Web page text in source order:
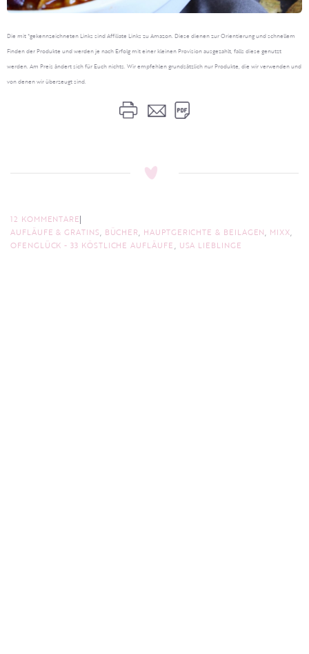
Die mit *gekennzeichneten Links sind Affiliate Links zu Amazon. Diese dienen zur Orientierung und schnellem
Finden der Produkte und werden je nach Erfolg mit einer kleinen Provision ausgezahlt, falls diese genutzt
werden. Am Preis ändert sich für Euch nichts. Wir empfehlen grundsätzlich nur Produkte, die wir verwenden und
von denen wir überzeugt sind.
12 KOMMENTARE
AUFLÄUFE & GRATINS, BÜCHER, HAUPTGERICHTE & BEILAGEN, MIXX,
OFENGLÜCK - 33 KÖSTLICHE AUFLÄUFE, USA LIEBLINGE